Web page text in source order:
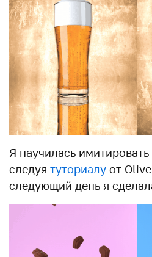
Я научилась имитировать
следуя туториалу от
следующий день я